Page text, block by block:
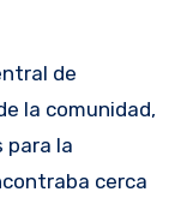
de
la comunidad,
para la
cerca